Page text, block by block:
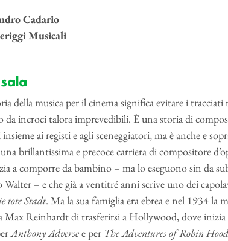
Cadario
Musicali
della musica per il cinema significa evitare i
da incroci talora imprevedibili. È una storia di
ai registi e agli sceneggiatori, ma è anche e
brillantissima e precoce carriera di compositore
a comporre da bambino – ma lo eseguono sin da
Walter – e che già a ventitré anni scrive uno dei
tote Stadt. Ma la sua famiglia era ebrea e nel 1934 la
Max Reinhardt di trasferirsi a Hollywood, dove inizia
Anthony Adversee perThe Adventures of Robin Hood